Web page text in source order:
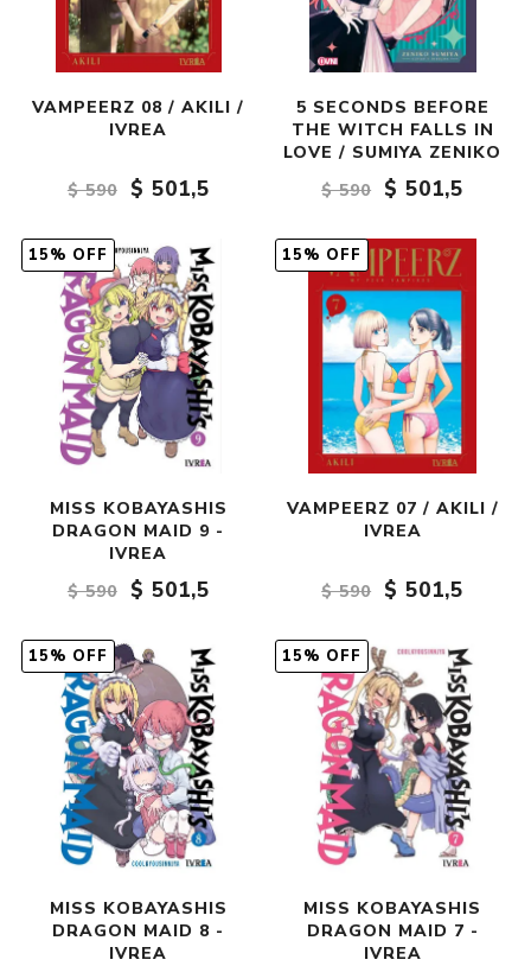
VAMPEERZ 08 / AKILI /
IVREA
$ 590 $ 501,5
5 SECONDS BEFORE
THE WITCH FALLS IN
LOVE / SUMIYA ZENIKO
$ 590
$ 501,5
15% OFF
MISS KOBAYASHIS
DRAGON MAID 9 -
IVREA
$ 590
$ 501,5
15% OFF
VAMPEERZ 07 / AKILI /
IVREA
$ 590 $ 501,5
15% OFF
MISS KOBAYASHIS
DRAGON MAID 8 -
IVREA
15% OFF
MISS KOBAYASHIS
DRAGON MAID 7 -
IVREA